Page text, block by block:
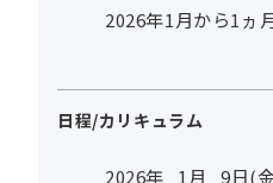
2026年1月から1ヵ
日程/カリキュラム
2026年 1月 9日(